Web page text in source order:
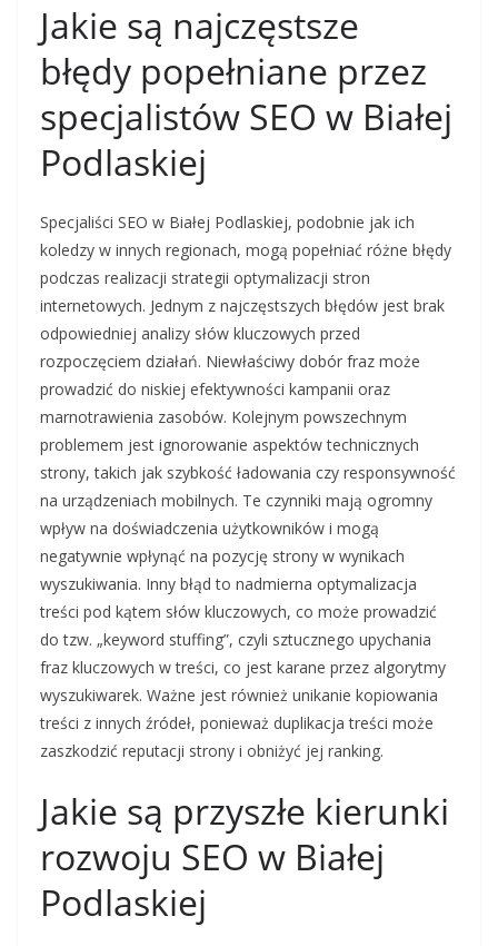
Jakie są najczęstsze
błędy popełniane przez
specjalistów SEO w Białej
Podlaskiej
Specjaliści SEO w Białej Podlaskiej, podobnie jak ich
koledzy w innych regionach, mogą popełniać różne błędy
podczas realizacji strategii optymalizacji stron
internetowych. Jednym z najczęstszych błędów jest brak
odpowiedniej analizy słów kluczowych przed
rozpoczęciem działań. Niewłaściwy dobór fraz może
prowadzić do niskiej efektywności kampanii oraz
marnotrawienia zasobów. Kolejnym powszechnym
problemem jest ignorowanie aspektów technicznych
strony, takich jak szybkość ładowania czy responsywność
na urządzeniach mobilnych. Te czynniki mają ogromny
wpływ na doświadczenia użytkowników i mogą
negatywnie wpłynąć na pozycję strony w wynikach
wyszukiwania. Inny błąd to nadmierna optymalizacja
treści pod kątem słów kluczowych, co może prowadzić
do tzw. „keyword stuffing”, czyli sztucznego upychania
fraz kluczowych w treści, co jest karane przez algorytmy
wyszukiwarek. Ważne jest również unikanie kopiowania
treści z innych źródeł, ponieważ duplikacja treści może
zaszkodzić reputacji strony i obniżyć jej ranking.
Jakie są przyszłe kierunki
rozwoju SEO w Białej
Podlaskiej